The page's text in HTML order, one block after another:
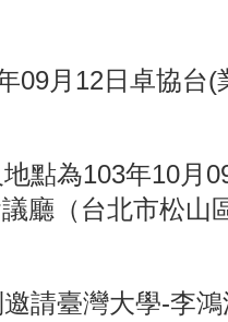
09月12日卓協台(
點為103年10月
廳（台北市松山
請臺灣大學-李